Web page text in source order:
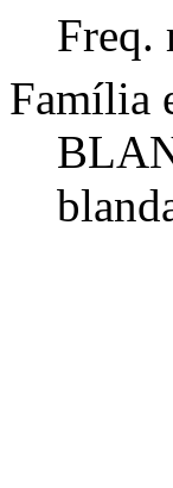
Freq.
Família